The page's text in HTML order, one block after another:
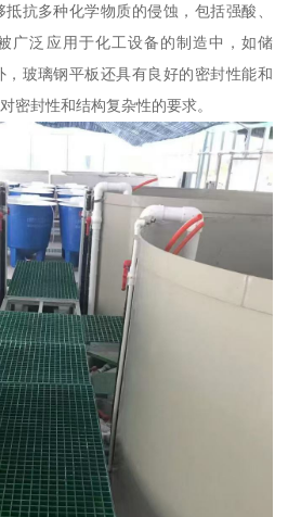
抗多种化学物质的侵蚀，包括强酸、
广泛应用于化工设备的制造中，如储
玻璃钢平板还具有良好的密封性能和
密封性和结构复杂性的要求。